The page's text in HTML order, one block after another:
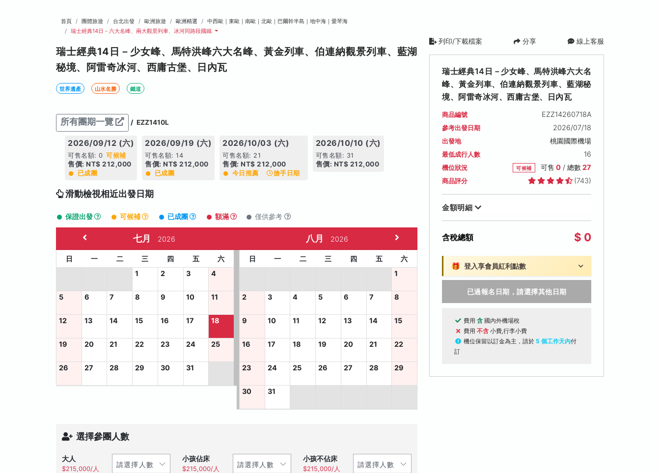
首頁 團體旅遊 台北出發 歐洲旅遊 歐洲精選
中西歐｜東歐｜南歐｜北歐｜巴爾幹半島｜地中海｜愛琴海
瑞士經典14日－六大名峰、兩大觀景列車、冰河同路段國鐵
瑞士經典14日－少女峰、馬特洪峰六大名峰、黃金列車、伯連納觀景列車、藍湖
秘境、阿雷奇冰河、西庸古堡、日內瓦
世界遺產 山水名勝 鐵道
所有團期一覽 / EZZ1410L
2026/09/12 (六)
可售名額: 0 可候補
售價: NT$ 212,000
已成團
2026/09/19 (六)
可售名額: 14
售價: NT$ 212,000
已成團
2026/10/03 (六)
可售名額: 21
售價: NT$ 212,000
今日推薦 搶手日期
2026/10/10 (六)
可售名額: 31
售價: NT$ 212,000
滑動檢視相近出發日期
保證出發 可候補 已成團 額滿 僅供參考
七月 2026
日 一 二 三 四 五
六
1
2 3 4
5 6 7 8 9 10 11
12 13 14 15 16 17 18
19 20 21 22 23 24 25
26 27 28 29 30 31
八月 2026
日 一 二 三 四 五
六
1
2 3 4 5 6 7 8
9 10 11 12 13 14 15
16 17 18 19 20 21 22
23 24 25 26 27 28 29
30 31
選擇參團人數
大人
$215,000/人
小孩佔床
$215,000/人
小孩不佔床
$215,000/人
列印/下載檔案 分享 線上客服
瑞士經典14日－少女峰、馬特洪峰六大名
峰、黃金列車、伯連納觀景列車、藍湖秘
境、阿雷奇冰河、西庸古堡、日內瓦
商品編號 EZZ14260718A
參考出發日期 2026/07/18
出發地 桃園國際機場
最低成行人數 16
機位狀況 可候補 可售 0/ 總數27
商品評分 (743)
金額明細
含稅總額 $ 0
🎁 登入享會員紅利點數
已過報名日期，請選擇其他日期
費用 含 國內外機場稅
費用 不含 小費,行李小費
機位保留以訂金為主，請於 5 個工作天內付
訂